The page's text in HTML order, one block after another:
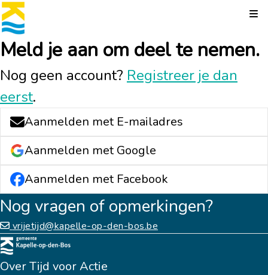
Meld je aan om deel te nemen.
Nog geen account? Registreer je dan
eerst.
Aanmelden met E-mailadres
Aanmelden met Google
Aanmelden met Facebook
Nog vragen of opmerkingen?
vrijetijd@kapelle-op-den-bos.be
Over Tijd voor Actie